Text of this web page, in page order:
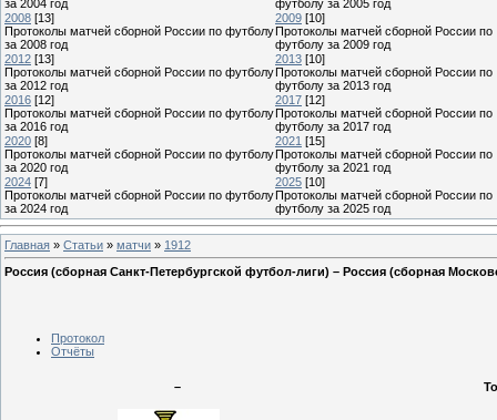
за 2004 год
футболу за 2005 год
2008 [13]
Протоколы матчей сборной России по футболу
за 2008 год
2009 [10]
Протоколы матчей сборной России по
футболу за 2009 год
2012 [13]
Протоколы матчей сборной России по футболу
за 2012 год
2013 [10]
Протоколы матчей сборной России по
футболу за 2013 год
2016 [12]
Протоколы матчей сборной России по футболу
за 2016 год
2017 [12]
Протоколы матчей сборной России по
футболу за 2017 год
2020 [8]
Протоколы матчей сборной России по футболу
за 2020 год
2021 [15]
Протоколы матчей сборной России по
футболу за 2021 год
2024 [7]
Протоколы матчей сборной России по футболу
за 2024 год
2025 [10]
Протоколы матчей сборной России по
футболу за 2025 год
Главная » Статьи » матчи » 1912
Россия (сборная Санкт-Петербургской футбол-лиги) – Россия (сборная
Протокол
Отчёты
–